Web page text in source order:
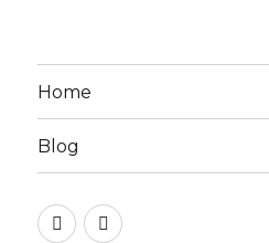
Home
Blog
TwitterFacebook